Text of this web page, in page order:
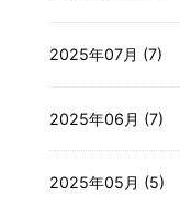
2025年07月 (7)
2025年06月 (7)
2025年05月 (5)